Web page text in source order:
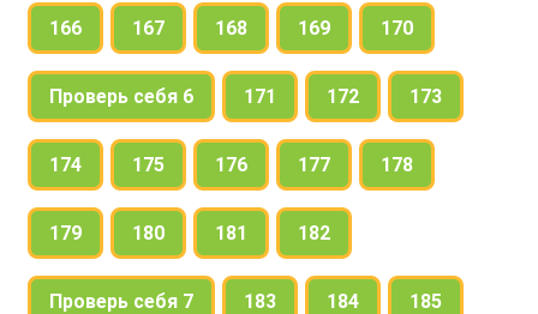
166 167 168 169 170
Проверь себя 6 171 172 173
174 175 176 177 178
179 180 181 182
Проверь себя 7 183 184 185